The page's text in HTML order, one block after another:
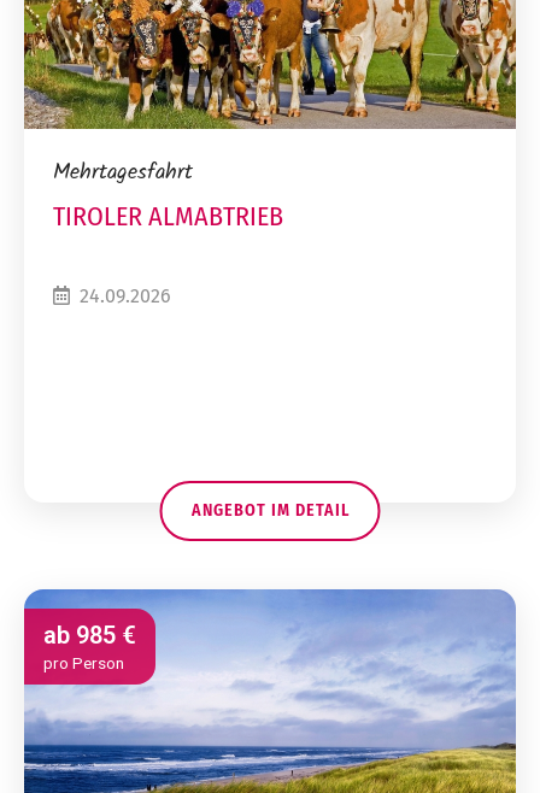
Mehrtagesfahrt
TIROLER ALMABTRIEB
24.09.2026
ANGEBOT IM DETAIL
ab 985 €
pro Person